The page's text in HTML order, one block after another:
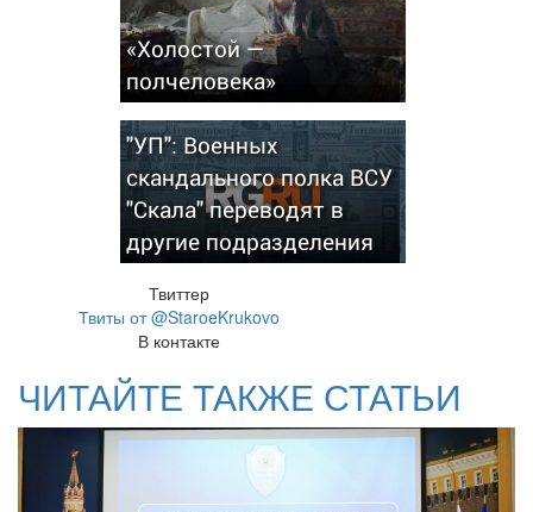
«Холостой —
полчеловека»
"УП": Военных
скандального полка ВСУ
"Скала" переводят в
другие подразделения
Твиттер
Твиты от @StaroeKrukovo
В контакте
ЧИТАЙТЕ ТАКЖЕ СТАТЬИ